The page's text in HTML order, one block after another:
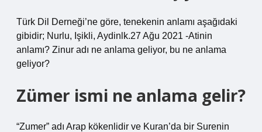
Türk Dil Derneği’ne göre, tenekenin anlamı aşağıdaki
gibidir; Nurlu, Işikli, Aydinlk.27 Ağu 2021 -Atinin
anlamı? Zinur adı ne anlama geliyor, bu ne anlama
geliyor?
Zümer ismi ne anlama gelir?
“Zumer” adı Arap kökenlidir ve Kuran’da bir Surenin